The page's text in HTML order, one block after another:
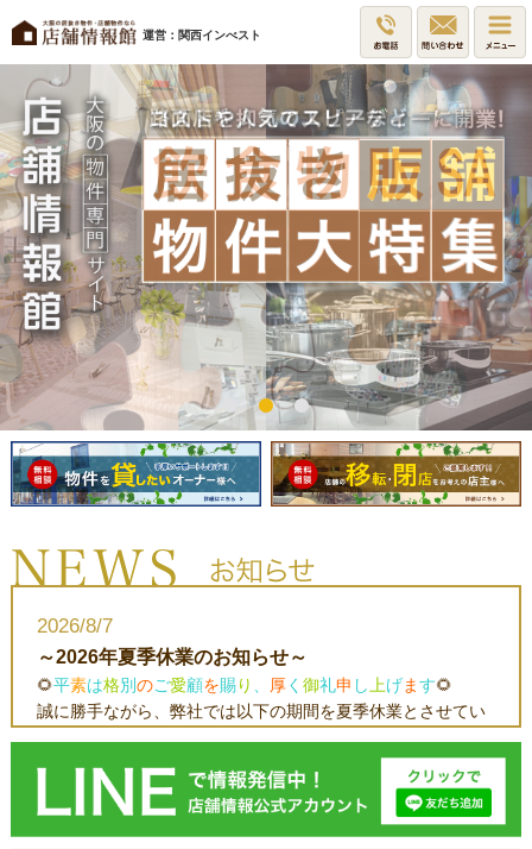
運営：関西インべスト
2026/8/7
～2026年夏季休業のお知らせ～
🌻平素は格別のご愛顧を賜り 厚く 御礼申 し 上げます🌻
誠に勝手ながら、弊社では以下の期間を夏季休業とさせてい
ご不便をおかけいたしますが、何卒ご理解のほどお願い申し
上げます。
◆休業期間：2026年8月13日（木）～8月16日（日）